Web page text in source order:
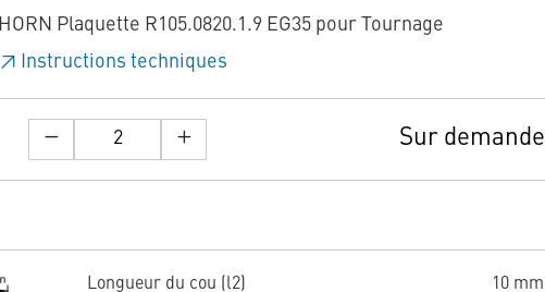
HORN Plaquette R105.0820.1.9 EG35 pour Tournage
Instructions techniques
Sur demande
Longueur du cou (l2) 10 mm